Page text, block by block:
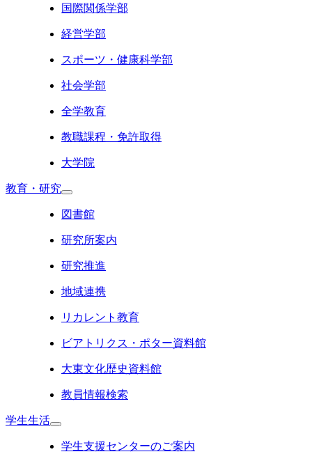
国際関係学部
経営学部
スポーツ・健康科学部
社会学部
全学教育
教職課程・免許取得
大学院
教育・研究
図書館
研究所案内
研究推進
地域連携
リカレント教育
ビアトリクス・ポター資料館
大東文化歴史資料館
教員情報検索
学生生活
学生支援センターのご案内